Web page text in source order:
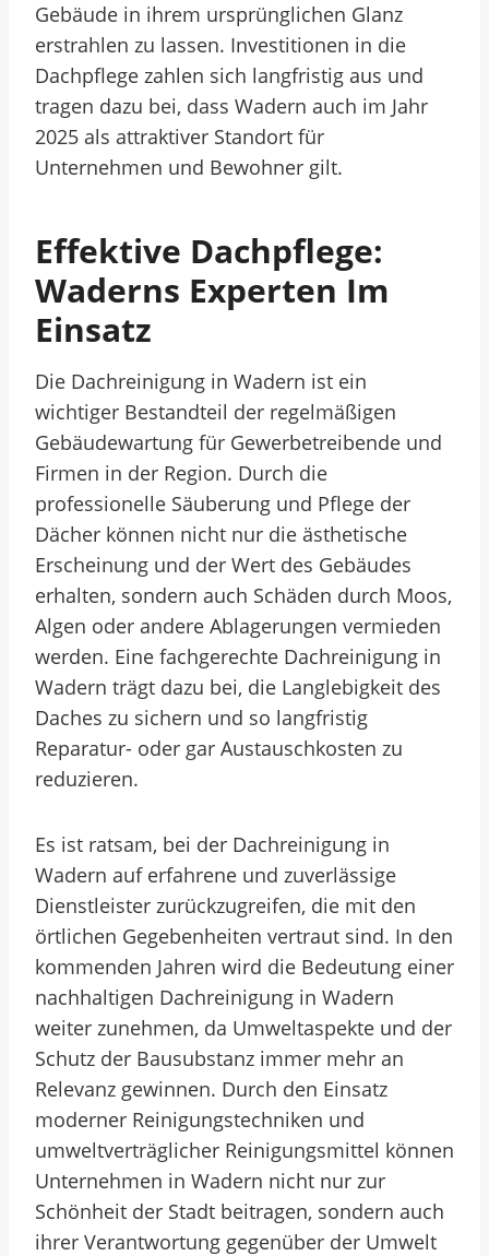
Gebäude in ihrem ursprünglichen Glanz
erstrahlen zu lassen. Investitionen in die
Dachpflege zahlen sich langfristig aus und
tragen dazu bei, dass Wadern auch im Jahr
2025 als attraktiver Standort für
Unternehmen und Bewohner gilt.
Effektive Dachpflege:
Waderns Experten Im
Einsatz
Die Dachreinigung in Wadern ist ein
wichtiger Bestandteil der regelmäßigen
Gebäudewartung für Gewerbetreibende und
Firmen in der Region. Durch die
professionelle Säuberung und Pflege der
Dächer können nicht nur die ästhetische
Erscheinung und der Wert des Gebäudes
erhalten, sondern auch Schäden durch Moos,
Algen oder andere Ablagerungen vermieden
werden. Eine fachgerechte Dachreinigung in
Wadern trägt dazu bei, die Langlebigkeit des
Daches zu sichern und so langfristig
Reparatur- oder gar Austauschkosten zu
reduzieren.
Es ist ratsam, bei der Dachreinigung in
Wadern auf erfahrene und zuverlässige
Dienstleister zurückzugreifen, die mit den
örtlichen Gegebenheiten vertraut sind. In den
kommenden Jahren wird die Bedeutung einer
nachhaltigen Dachreinigung in Wadern
weiter zunehmen, da Umweltaspekte und der
Schutz der Bausubstanz immer mehr an
Relevanz gewinnen. Durch den Einsatz
moderner Reinigungstechniken und
umweltverträglicher Reinigungsmittel können
Unternehmen in Wadern nicht nur zur
Schönheit der Stadt beitragen, sondern auch
ihrer Verantwortung gegenüber der Umwelt